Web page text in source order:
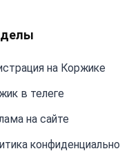
на Коржике
в телеге
на сайте